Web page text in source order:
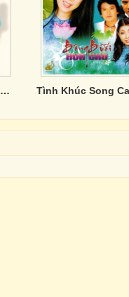
Nỗi Sầu Tương Tư - Yến Khoa